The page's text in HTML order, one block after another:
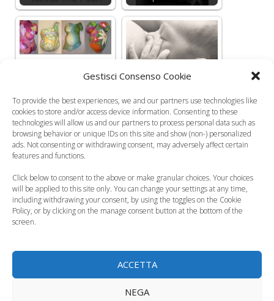
Gestisci Consenso Cookie
To provide the best experiences, we and our partners use technologies like
cookies to store and/or access device information. Consenting to these
technologies will allow us and our partners to process personal data such as
browsing behavior or unique IDs on this site and show (non-) personalized
ads. Not consenting or withdrawing consent, may adversely affect certain
features and functions.
Click below to consent to the above or make granular choices. Your choices
will be applied to this site only. You can change your settings at any time,
including withdrawing your consent, by using the toggles on the Cookie
Policy, or by clicking on the manage consent button at the bottom of the
screen.
ACCETTA
NEGA
Il belly mask: un
proprio pancione
Il latte della mamma
campagna…
Categorie
Curiosità, News, ecc.
Cocoonababy, la rivoluzione per far dormire i
Bimbinfiera, il 27 e 28 marzo alla Nuova Fiera di
Roma
Brums: cercasi volti per
campagna invernale”